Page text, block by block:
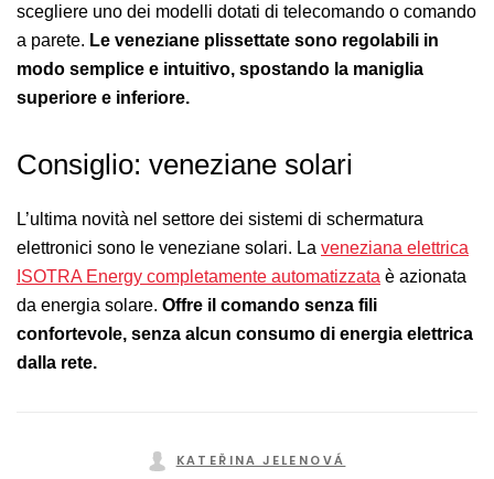
scegliere uno dei modelli dotati di telecomando o comando
a parete. Le veneziane plissettate sono regolabili in
modo semplice e intuitivo, spostando la maniglia
superiore e inferiore.
Consiglio: veneziane solari
L’ultima novità nel settore dei sistemi di schermatura
elettronici sono le veneziane solari. La veneziana elettrica
ISOTRA Energy completamente automatizzata è azionata
da energia solare. Offre il comando senza fili
confortevole, senza alcun consumo di energia elettrica
dalla rete.
KATEŘINA JELENOVÁ